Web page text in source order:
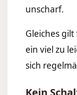
unscharf.
Gleiches
ein viel zu
sich
Kein